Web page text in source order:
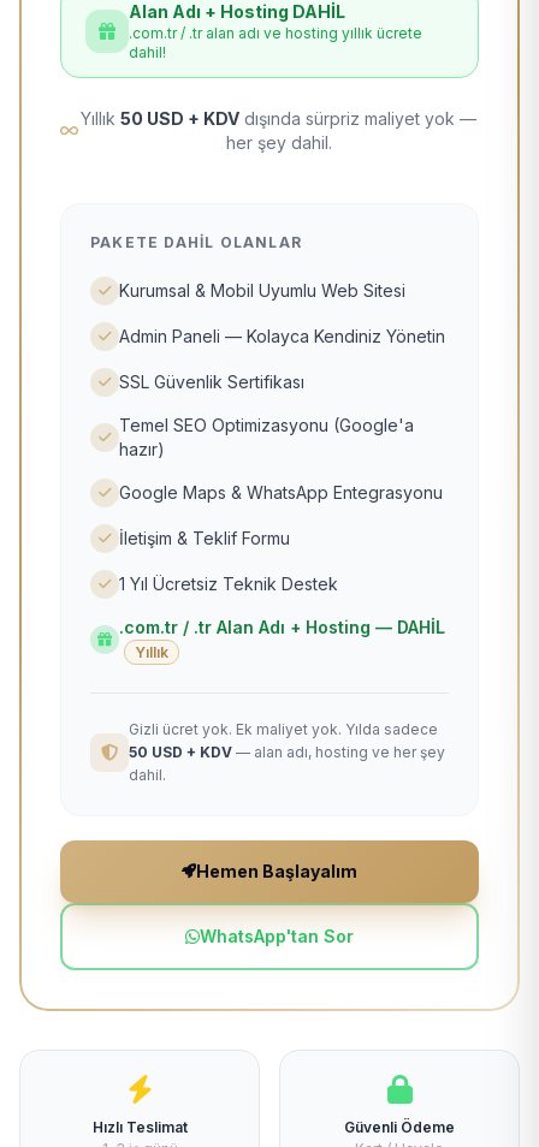
Alan Adı + Hosting DAHİL
.com.tr / .tr alan adı ve hosting yıllık ücrete
dahil!
Yıllık 50 USD + KDV dışında sürpriz maliyet yok —
her şey dahil.
PAKETE DAHIL OLANLAR
Kurumsal & Mobil Uyumlu Web Sitesi
Admin Paneli — Kolayca Kendiniz Yönetin
SSL Güvenlik Sertifikası
Temel SEO Optimizasyonu (Google'a
hazır)
Google Maps & WhatsApp Entegrasyonu
İletişim & Teklif Formu
1 Yıl Ücretsiz Teknik Destek
.com.tr / .tr Alan Adı + Hosting — DAHİL
Yıllık
Gizli ücret yok. Ek maliyet yok. Yılda sadece
50 USD + KDV — alan adı, hosting ve her şey
dahil.
Hemen Başlayalım
WhatsApp'tan Sor
Hızlı Teslimat
Güvenli Ödeme